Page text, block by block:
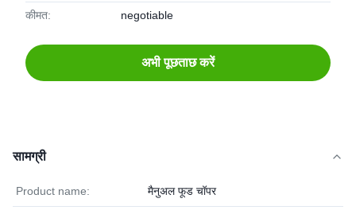
कीमत: negotiable
अभी पूछताछ करें
सामग्री
Product name: मैनुअल फूड चॉपर